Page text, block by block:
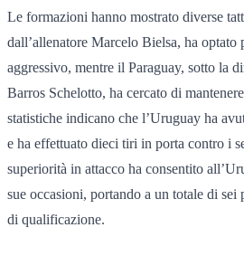
Le formazioni hanno mostrato diverse
dall’allenatore Marcelo Bielsa, ha optato
aggressivo, mentre il Paraguay, sotto la
Barros Schelotto, ha cercato di
statistiche indicano che l’Uruguay ha
e ha effettuato dieci tiri in porta contro i
superiorità in attacco ha consentito
sue occasioni, portando a un totale di
di qualificazione.